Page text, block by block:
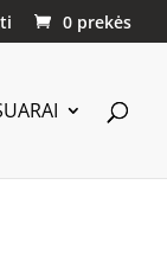
0 prekės